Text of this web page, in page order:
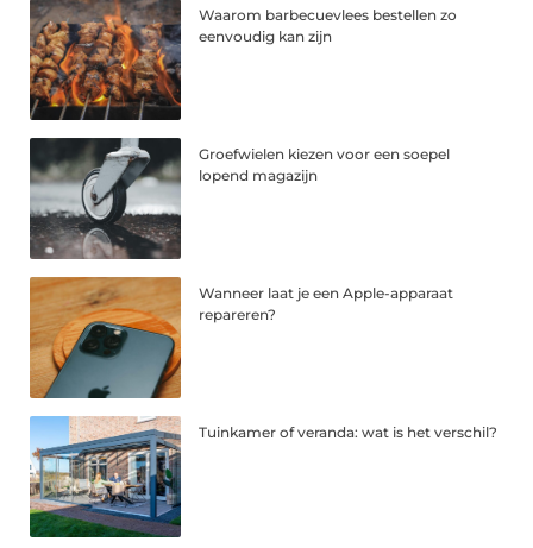
Waarom barbecuevlees bestellen zo
eenvoudig kan zijn
Groefwielen kiezen voor een soepel
lopend magazijn
Wanneer laat je een Apple-apparaat
repareren?
Tuinkamer of veranda: wat is het verschil?